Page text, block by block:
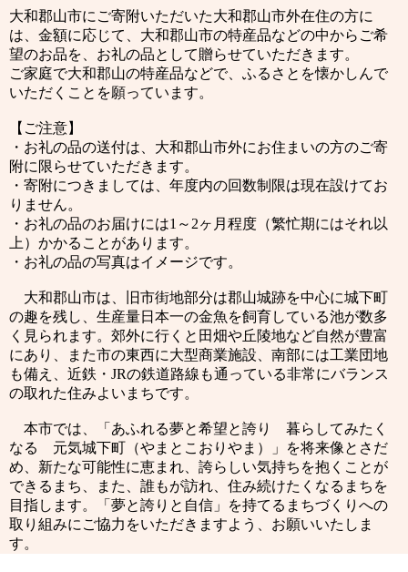
大和郡山市にご寄附いただいた大和郡山市外在住の方に
は、金額に応じて、大和郡山市の特産品などの中からご希
望のお品を、お礼の品として贈らせていただきます。
ご家庭で大和郡山の特産品などで、ふるさとを懐かしんで
いただくことを願っています。
【ご注意】
・お礼の品の送付は、大和郡山市外にお住まいの方のご寄
附に限らせていただきます。
・寄附につきましては、年度内の回数制限は現在設けてお
りません。
・お礼の品のお届けには1～2ヶ月程度（繁忙期にはそれ以
上）かかることがあります。
・お礼の品の写真はイメージです。
大和郡山市は、旧市街地部分は郡山城跡を中心に城下町
の趣を残し、生産量日本一の金魚を飼育している池が数多
く見られます。郊外に行くと田畑や丘陵地など自然が豊富
にあり、また市の東西に大型商業施設、南部には工業団地
も備え、近鉄・JRの鉄道路線も通っている非常にバランス
の取れた住みよいまちです。
本市では、「あふれる夢と希望と誇り 暮らしてみたく
なる 元気城下町（やまとこおりやま）」を将来像とさだ
め、新たな可能性に恵まれ、誇らしい気持ちを抱くことが
できるまち、また、誰もが訪れ、住み続けたくなるまちを
目指します。「夢と誇りと自信」を持てるまちづくりへの
取り組みにご協力をいただきますよう、お願いいたしま
す。